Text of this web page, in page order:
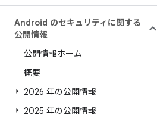
Android のセキュリティに関する
公開情報
公開情報ホーム
概要
2026 年の公開情報
2025 年の公開情報